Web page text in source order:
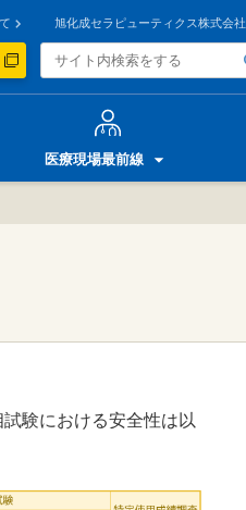
旭化成セラピューティクス株式会社
医療現場最前線
験における安全性は以